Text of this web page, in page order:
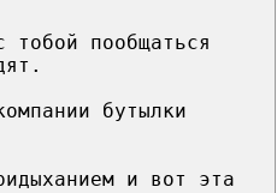
пообщаться
бутылки
и вот эта